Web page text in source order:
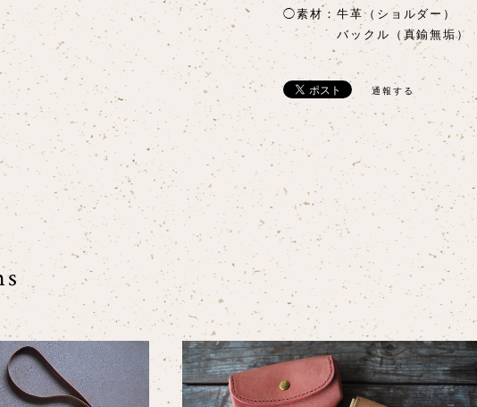
◯素材：牛革（ショルダー）
バックル（真鍮無垢）
通報する